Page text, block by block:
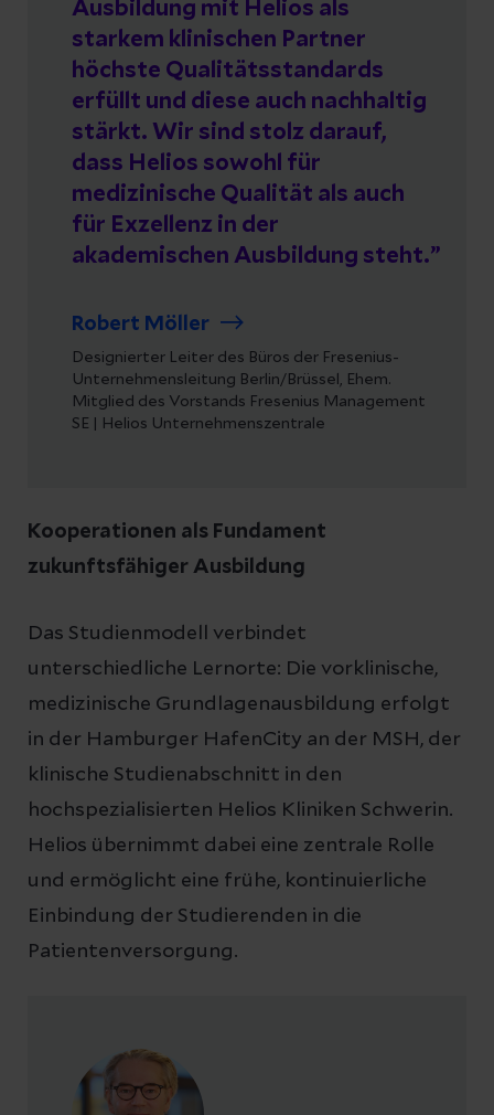
Designierter Leiter des Büros der Fresenius-
Unternehmensleitung Berlin/Brüssel, Ehem.
Mitglied des Vorstands Fresenius Management
SE | Helios Unternehmenszentrale
Ausbildung mit Helios als
starkem klinischen Partner
höchste Qualitätsstandards
erfüllt und diese auch nachhaltig
stärkt. Wir sind stolz darauf,
dass Helios sowohl für
medizinische Qualität als auch
für Exzellenz in der
akademischen Ausbildung steht.
Robert Möller
Kooperationen als Fundament
zukunftsfähiger Ausbildung
Das Studienmodell verbindet
unterschiedliche Lernorte: Die vorklinische,
medizinische Grundlagenausbildung erfolgt
in der Hamburger HafenCity an der MSH, der
klinische Studienabschnitt in den
hochspezialisierten Helios Kliniken Schwerin.
Helios übernimmt dabei eine zentrale Rolle
und ermöglicht eine frühe, kontinuierliche
Einbindung der Studierenden in die
Patientenversorgung.